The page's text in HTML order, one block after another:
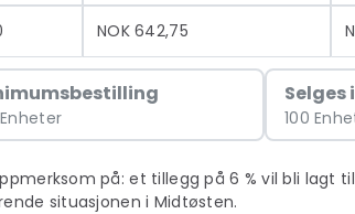
NOK 642,75
Selges
100
på: et tillegg på 6 % vil bli lagt
situasjonen i Midtøsten.